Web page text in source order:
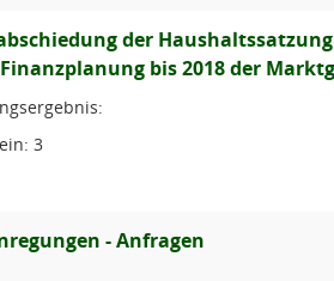
der
bis 2018 der
3
- Anfragen